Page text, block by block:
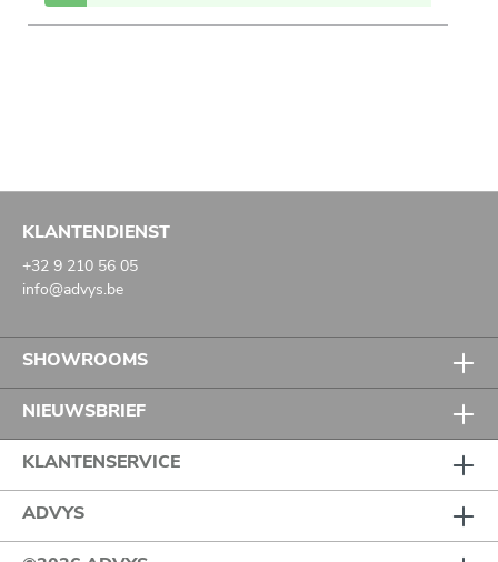
KLANTENDIENST
+32 9 210 56 05
info@advys.be
SHOWROOMS
NIEUWSBRIEF
KLANTENSERVICE
ADVYS